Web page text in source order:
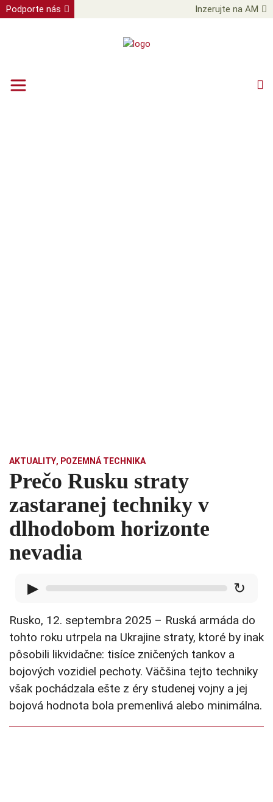
Podporte nás Inzerujte na AM
AKTUALITY, POZEMNÁ TECHNIKA
Prečo Rusku straty
zastaranej techniky v
dlhodobom horizonte
nevadia
▶ ↻
Rusko, 12. septembra 2025 – Ruská armáda do
tohto roku utrpela na Ukrajine straty, ktoré by inak
pôsobili likvidačne: tisíce zničených tankov a
bojových vozidiel pechoty. Väčšina tejto techniky
však pochádzala ešte z éry studenej vojny a jej
bojová hodnota bola premenlivá alebo minimálna.